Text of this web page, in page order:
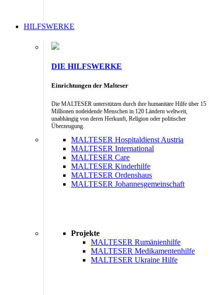
HILFSWERKE
DIE HILFSWERKE
Einrichtungen der Malteser
Die MALTESER unterstützen durch ihre humanitäre Hilfe über 15
Millionen notleidende Menschen in 120 Ländern weltweit,
unabhängig von deren Herkunft, Religion oder politischer
Überzeugung.
MALTESER Hospitaldienst Austria
MALTESER International
MALTESER Care
MALTESER Kinderhilfe
MALTESER Ordenshaus
MALTESER Johannesgemeinschaft
Projekte
MALTESER Rumänienhilfe
MALTESER Medikamentenhilfe
MALTESER Ukraine Hilfe